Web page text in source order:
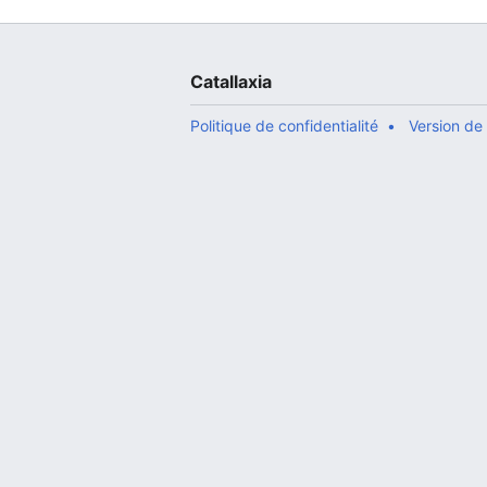
Catallaxia
Politique de confidentialité Version